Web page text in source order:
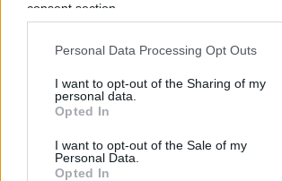
consent section.
Personal Data Processing Opt Outs
I want to opt-out of the Sharing of my
personal data.
Opted In
I want to opt-out of the Sale of my
Personal Data.
Opted In
Vignetta del 07/08/2026